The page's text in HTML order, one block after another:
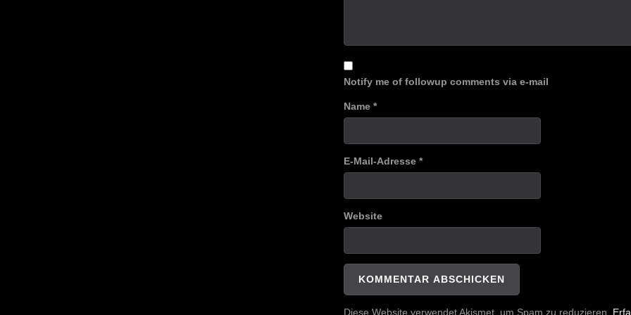
Notify me of followup comments via e-mail
Name *
E-Mail-Adresse *
Website
Diese Website verwendet Akismet, um Spam zu reduzieren.